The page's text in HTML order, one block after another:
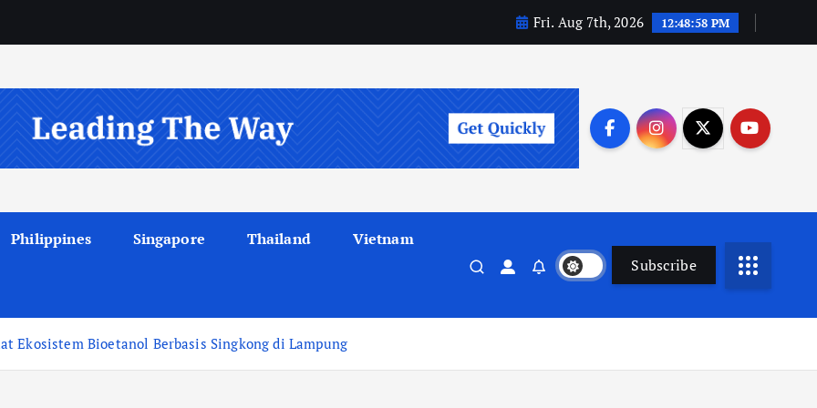
Fri. Aug 7th, 2026 12:48:59 PM
Philippines Singapore Thailand Vietnam
Subscribe
Ekosistem Bioetanol Berbasis Singkong di Lampung